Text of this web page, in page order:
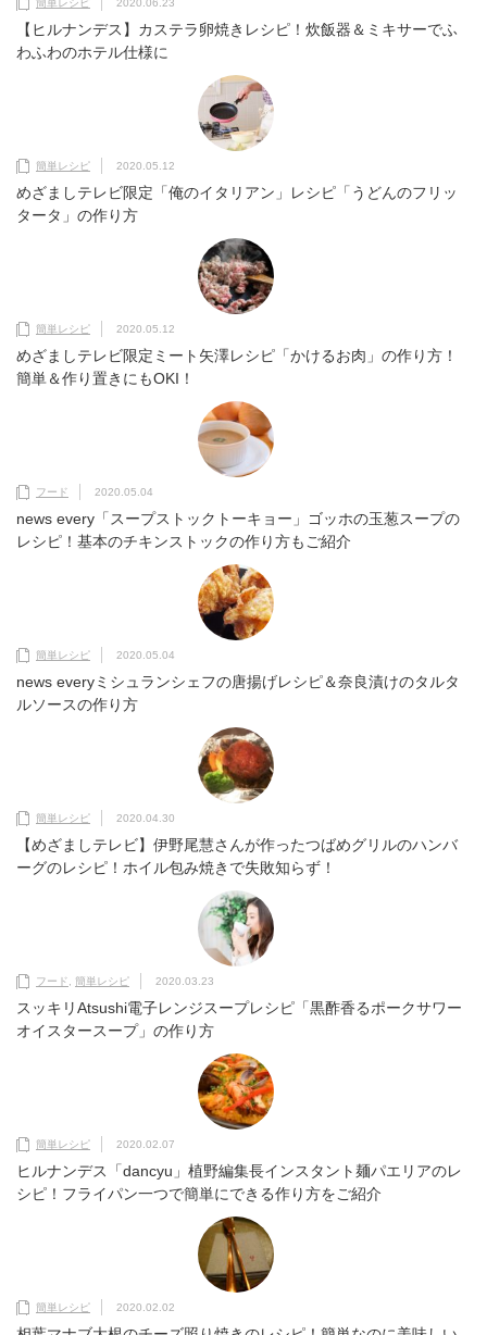
簡単レシピ 2020.06.23
【ヒルナンデス】カステラ卵焼きレシピ！炊飯器＆ミキサーでふ
わふわのホテル仕様に
簡単レシピ 2020.05.12
めざましテレビ限定「俺のイタリアン」レシピ「うどんのフリッ
タータ」の作り方
簡単レシピ 2020.05.12
めざましテレビ限定ミート矢澤レシピ「かけるお肉」の作り方！
簡単＆作り置きにもOKI！
フード 2020.05.04
news every「スープストックトーキョー」ゴッホの玉葱スープの
レシピ！基本のチキンストックの作り方もご紹介
簡単レシピ 2020.05.04
news everyミシュランシェフの唐揚げレシピ＆奈良漬けのタルタ
ルソースの作り方
簡単レシピ 2020.04.30
【めざましテレビ】伊野尾慧さんが作ったつばめグリルのハンバ
ーグのレシピ！ホイル包み焼きで失敗知らず！
フード 簡単レシピ 2020.03.23
スッキリAtsushi電子レンジスープレシピ「黒酢香るポークサワー
オイスタースープ」の作り方
簡単レシピ 2020.02.07
ヒルナンデス「dancyu」植野編集長インスタント麺パエリアのレ
シピ！フライパン一つで簡単にできる作り方をご紹介
簡単レシピ 2020.02.02